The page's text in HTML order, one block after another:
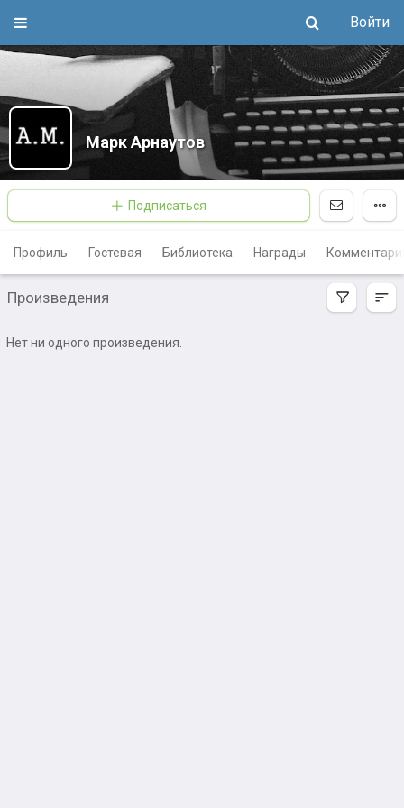
Войти
Марк Арнаутов
Подписаться
Профиль Гостевая Библиотека Награды
Произведения
Нет ни одного произведения.